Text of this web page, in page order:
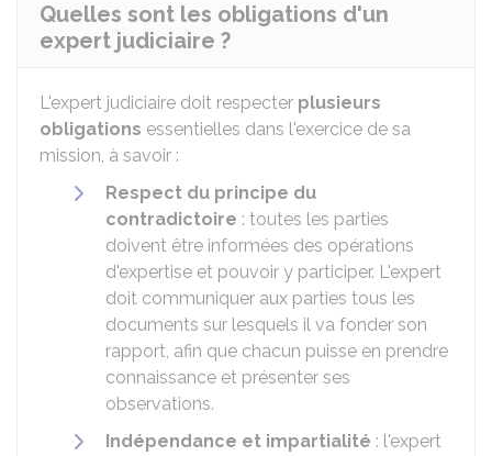
Quelles sont les obligations d'un
expert judiciaire ?
L'expert judiciaire doit respecter plusieurs
obligations essentielles dans l'exercice de sa
mission, à savoir :
Respect du principe du
contradictoire : toutes les parties
doivent être informées des opérations
d'expertise et pouvoir y participer. L'expert
doit communiquer aux parties tous les
documents sur lesquels il va fonder son
rapport, afin que chacun puisse en prendre
connaissance et présenter ses
observations.
Indépendance et impartialité : l'expert